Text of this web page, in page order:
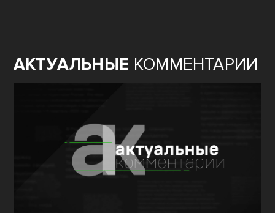
АКТУАЛЬНЫЕ КОММЕНТАРИИ